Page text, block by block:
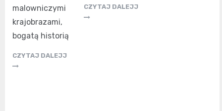
malowniczymi
krajobrazami,
bogatą historią
CZYTAJ DALEJJ
CZYTAJ DALEJJ